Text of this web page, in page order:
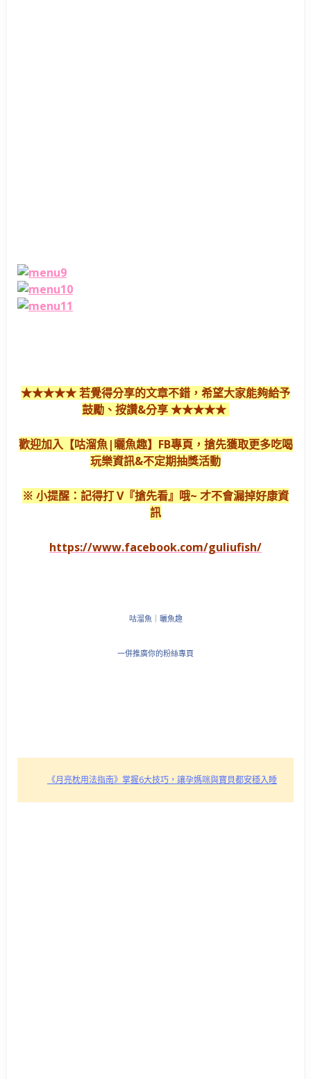
★★★★★ 若覺得分享的文章不錯，希望大家能夠給予
鼓勵、按讚&分享 ★★★★★
歡迎加入【咕溜魚|曬魚趣】FB專頁，搶先獲取更多吃喝
玩樂資訊&不定期抽獎活動
※ 小提醒：記得打 V『搶先看』哦~ 才不會漏掉好康資
訊
https://www.facebook.com/guliufish/
咕溜魚｜曬魚趣
一併推廣你的粉絲專頁
《月亮枕用法指南》掌握6大技巧，讓孕媽咪與寶貝都安穩入睡